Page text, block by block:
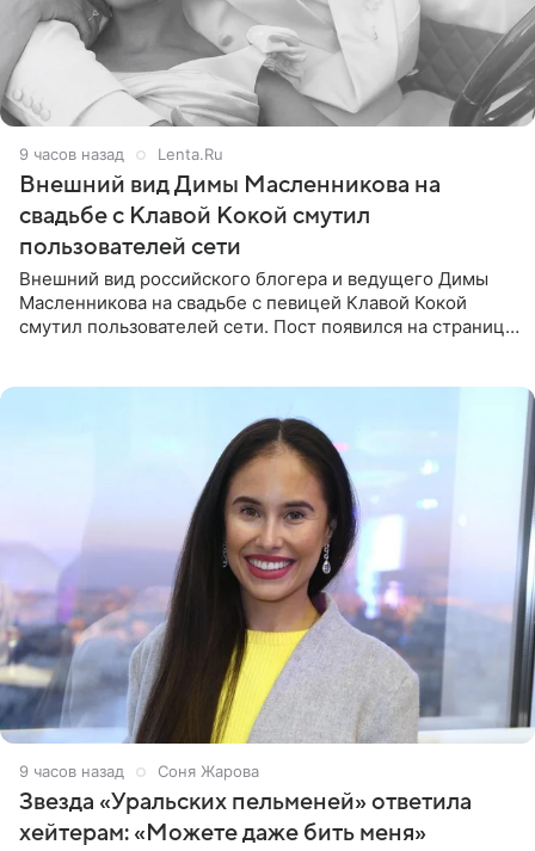
9 часов назад Lenta.Ru
Внешний вид Димы Масленникова на
свадьбе с Клавой Кокой смутил
пользователей сети
Внешний вид российского блогера и ведущего Димы
Масленникова на свадьбе с певицей Клавой Кокой
смутил пользователей сети. Пост появился на странице
9 часов назад Соня Жарова
Звезда «Уральских пельменей» ответила
хейтерам: «Можете даже бить меня»